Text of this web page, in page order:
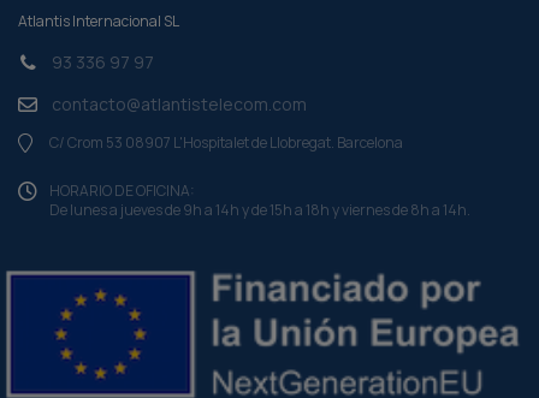
Atlantis Internacional SL
93 336 97 97
contacto@atlantistelecom.com
C/ Crom 53 08907 L'Hospitalet de Llobregat. Barcelona
HORARIO DE OFICINA:
De lunes a jueves de 9h a 14h y de 15h a 18h y viernes de 8h a 14h.